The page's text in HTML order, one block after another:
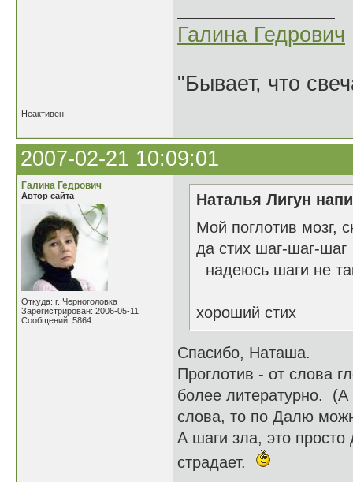
Галина Гедрович
"Бывает, что
Неактивен
2007-02-21 10:09:01
Галина Гедрович
Автор сайта
Откуда: г. Черноголовка
Зарегистрирован: 2006-05-11
Сообщений: 5864
Наталья Лигун
Мой поглотив мозг,
да стих шаг-шаг-шаг
надеюсь шаги не
хороший стих
Спасибо, Наташа.
Проглотив - от слова
более литературно. (А
слова, то по Далю
А шаги зла, это просто
страдает.